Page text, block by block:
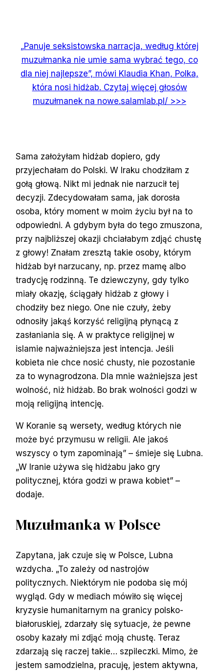
„Panuje seksistowska narracja, według której
muzułmanka nie umie sama wybrać tego, co
dla niej najlepsze”, mówi Klaudia Khan, Polka,
która nosi hidżab. Czytaj więcej głosów
muzułmanek na nowe.salamlab.pl/ >>>
Sama założyłam hidżab dopiero, gdy
przyjechałam do Polski. W Iraku chodziłam z
gołą głową. Nikt mi jednak nie narzucił tej
decyzji. Zdecydowałam sama, jak dorosła
osoba, który moment w moim życiu był na to
odpowiedni. A gdybym była do tego zmuszona,
przy najbliższej okazji chciałabym zdjąć chustę
z głowy! Znałam zresztą takie osoby, którym
hidżab był narzucany, np. przez mamę albo
tradycję rodzinną. Te dziewczyny, gdy tylko
miały okazję, ściągały hidżab z głowy i
chodziły bez niego. One nie czuły, żeby
odnosiły jakąś korzyść religijną płynącą z
zasłaniania się. A w praktyce religijnej w
islamie najważniejsza jest intencja. Jeśli
kobieta nie chce nosić chusty, nie pozostanie
za to wynagrodzona. Dla mnie ważniejsza jest
wolność, niż hidżab. Bo brak wolności godzi w
moją religijną intencję.
W Koranie są wersety, według których nie
może być przymusu w religii. Ale jakoś
wszyscy o tym zapominają” – śmieje się Lubna.
„W Iranie używa się hidżabu jako gry
politycznej, która godzi w prawa kobiet” –
dodaje.
Muzułmanka w Polsce
Zapytana, jak czuje się w Polsce, Lubna
wzdycha. „To zależy od nastrojów
politycznych. Niektórym nie podoba się mój
wygląd. Gdy w mediach mówiło się więcej
kryzysie humanitarnym na granicy polsko-
białoruskiej, zdarzały się sytuacje, że pewne
osoby kazały mi zdjąć moją chustę. Teraz
zdarzają się raczej takie… szpileczki. Mimo, że
jestem samodzielna, pracuję, jestem aktywna,